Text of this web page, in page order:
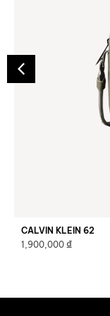
CALVIN KLEIN 62
1,900,000 ₫